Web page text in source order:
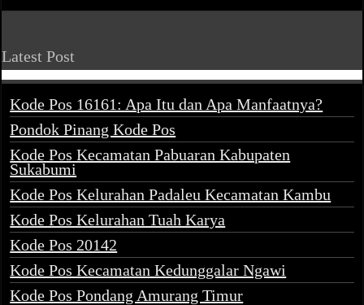
Latest Post
Kode Pos 16161: Apa Itu dan Apa Manfaatnya?
Pondok Pinang Kode Pos
Kode Pos Kecamatan Pabuaran Kabupaten
Sukabumi
Kode Pos Kelurahan Padaleu Kecamatan Kambu
Kode Pos Kelurahan Tuah Karya
Kode Pos 20142
Kode Pos Kecamatan Kedunggalar Ngawi
Kode Pos Pondang Amurang Timur